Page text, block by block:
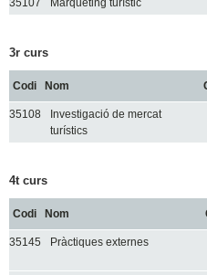
3r curs
Codi Nom
35108
Investigació de mercat
turístics
4t curs
Codi Nom
35145 Pràctiques externes